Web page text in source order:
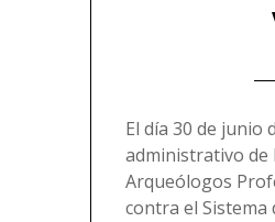
El día 30 de
administrativo de
Arqueólogos
contra el Sistema